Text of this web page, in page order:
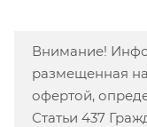
Внимание!
размещенная
офертой,
Статьи 437